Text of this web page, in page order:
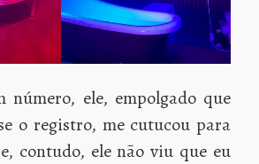
número, ele, empolgado que
o registro, me cutucou para
contudo, ele não viu que eu